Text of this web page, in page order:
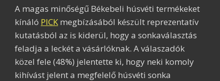
A magas minőségű Békebeli húsvéti termékeket
kínáló PICKmegbízásából készült reprezentatív
kutatásból az is kiderül, hogy a sonkaválasztás
feladja a leckét a vásárlóknak. A válaszadók
közel fele (48%) jelentette ki, hogy neki komoly
kihívást jelent a megfelelő húsvéti sonka